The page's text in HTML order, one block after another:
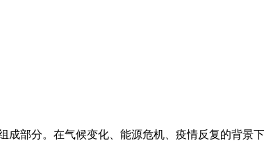
部分。在气候变化、能源危机、疫情反复的背景